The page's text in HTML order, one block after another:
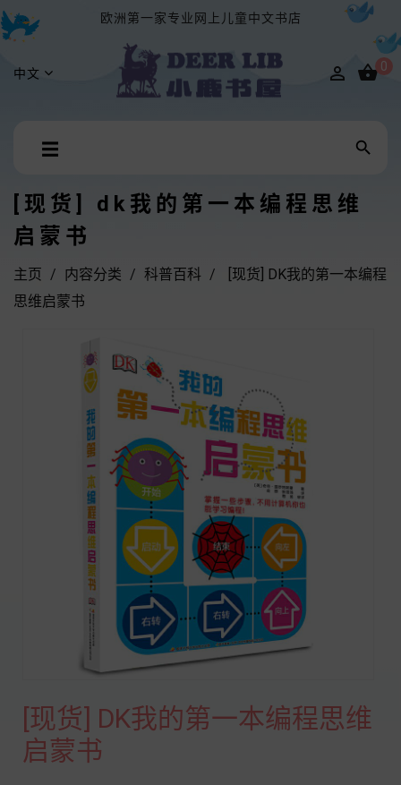
欧洲第一家专业网上儿童中文书店
中文  0
Toggle
☰ 
[现货] dk我的第一本编程思维
启蒙书
主页 内容分类 科普百科
[现货] DK我的第一本编程
思维启蒙书
[现货] DK我的第一本编程思维
启蒙书